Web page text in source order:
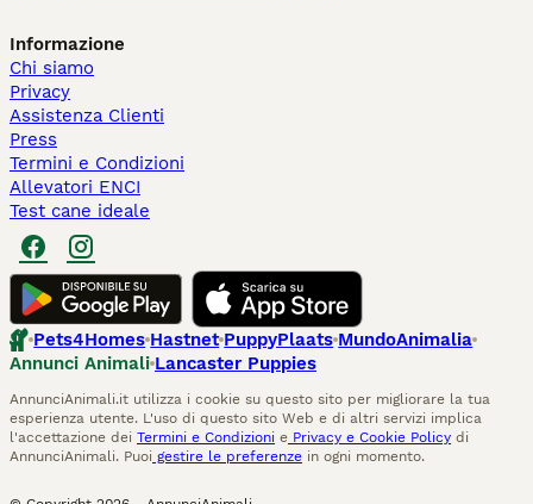
Informazione
Chi siamo
Privacy
Assistenza Clienti
Press
Termini e Condizioni
Allevatori ENCI
Test cane ideale
Pets4Homes Hastnet PuppyPlaats MundoAnimalia
Annunci Animali Lancaster Puppies
AnnunciAnimali.it utilizza i cookie su questo sito per migliorare la tua
esperienza utente. L'uso di questo sito Web e di altri servizi implica
l'accettazione dei Termini e Condizioni e Privacy e Cookie Policy di
AnnunciAnimali. Puoi gestire le preferenze in ogni momento.